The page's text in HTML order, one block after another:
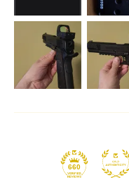
660